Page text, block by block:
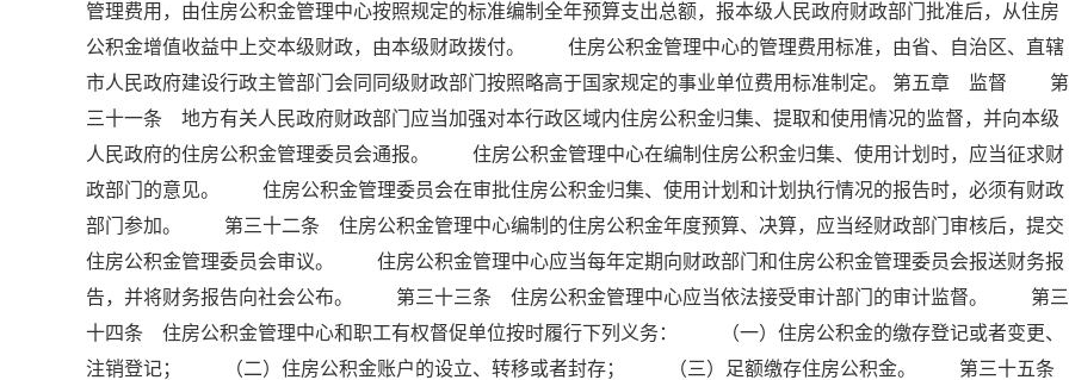
管理费用，由住房公积金管理中心按照规定的标准编制全年预算支出总额，报本级人民政府财政部门批准后，从住房
公积金增值收益中上交本级财政，由本级财政拨付。 住房公积金管理中心的管理费用标准，由省、自治区、直辖
市人民政府建设行政主管部门会同同级财政部门按照略高于国家规定的事业单位费用标准制定。 第五章 监督 第
三十一条 地方有关人民政府财政部门应当加强对本行政区域内住房公积金归集、提取和使用情况的监督，并向本级
人民政府的住房公积金管理委员会通报。 住房公积金管理中心在编制住房公积金归集、使用计划时，应当征求财
政部门的意见。 住房公积金管理委员会在审批住房公积金归集、使用计划和计划执行情况的报告时，必须有财政
部门参加。 第三十二条 住房公积金管理中心编制的住房公积金年度预算、决算，应当经财政部门审核后，提交
住房公积金管理委员会审议。 住房公积金管理中心应当每年定期向财政部门和住房公积金管理委员会报送财务报
告，并将财务报告向社会公布。 第三十三条 住房公积金管理中心应当依法接受审计部门的审计监督。 第三
十四条 住房公积金管理中心和职工有权督促单位按时履行下列义务： （一）住房公积金的缴存登记或者变更、
注销登记； （二）住房公积金账户的设立、转移或者封存； （三）足额缴存住房公积金。 第三十五